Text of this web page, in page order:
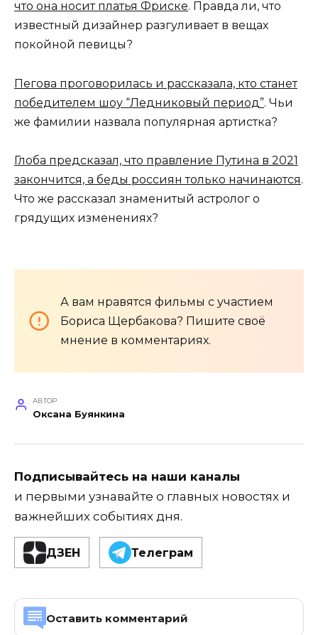
что она носит платья Фриске. Правда ли, что
известный дизайнер разгуливает в вещах
покойной певицы?
Пегова проговорилась и рассказала, кто станет
победителем шоу “Ледниковый период”. Чьи
же фамилии назвала популярная артистка?
Глоба предсказал, что правление Путина в 2021
закончится, а беды россиян только начинаются.
Что же рассказал знаменитый астролог о
грядущих изменениях?
А вам нравятся фильмы с участием
Бориса Щербакова? Пишите своё
мнение в комментариях.
АВТОР
Оксана Буянкина
Подписывайтесь на наши каналы
и первыми узнавайте о главных новостях и
важнейших событиях дня.
ДЗЕН Телеграм
Оставить комментарий